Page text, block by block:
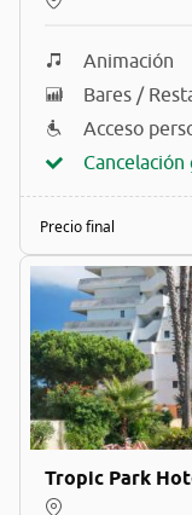
Animación
Bares /
Acceso
Precio final
Tropic Park